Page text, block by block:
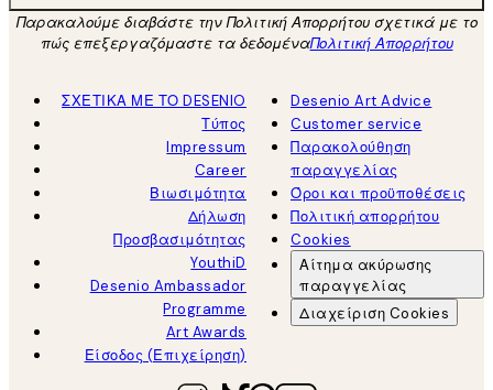
Παρακαλούμε διαβάστε την Πολιτική Απορρήτου σχετικά με το
πώς επεξεργαζόμαστε τα δεδομέναΠολιτική Απορρήτου
ΣΧΕΤΙΚΑ ΜΕ ΤΟ DESENIO
Τύπος
Impressum
Career
Βιωσιμότητα
Δήλωση
Προσβασιμότητας
YouthiD
Desenio Ambassador
Programme
Art Awards
Είσοδος (Επιχείρηση)
Desenio Art Advice
Customer service
Παρακολούθηση
παραγγελίας
Όροι και προϋποθέσεις
Πολιτική απορρήτου
Cookies
Αίτημα ακύρωσης
παραγγελίας
Διαχείριση Cookies